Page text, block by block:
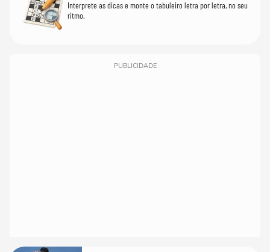
Interprete as dicas e monte o tabuleiro letra por letra, no seu
ritmo.
PUBLICIDADE